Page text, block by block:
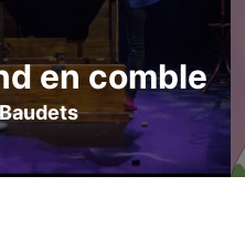
en comble